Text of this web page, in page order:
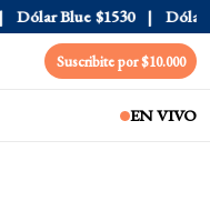
Dólar Blue $1530 Dólar
Suscribite por $10.000
EN VIVO